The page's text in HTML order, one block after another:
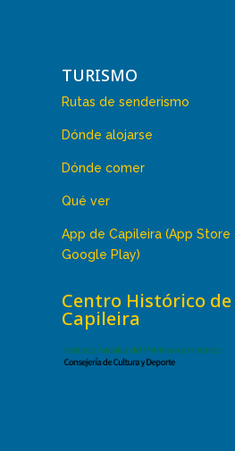
TURISMO
Rutas de senderismo
Dónde alojarse
Dónde comer
Qué ver
App de Capileira (App Store
Google Play)
Centro Histórico de
Capileira